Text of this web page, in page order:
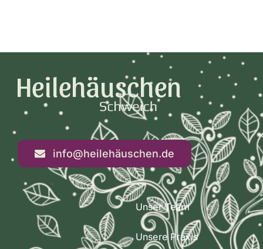
info@heilehäuschen.de
Unser Team
Unsere Praxis